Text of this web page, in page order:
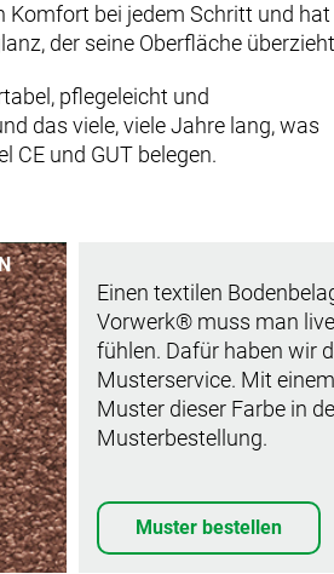
Komfort bei jedem Schritt und hat
der seine Oberfläche
pflegeleicht und
das viele, viele Jahre lang, was
CE und GUT belegen.
Einen textilen
Vorwerk® muss man
fühlen. Dafür haben wir
Musterservice. Mit
Muster dieser Farbe in
Musterbestellung.
Muster bestellen